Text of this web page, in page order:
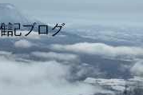
記ブログ